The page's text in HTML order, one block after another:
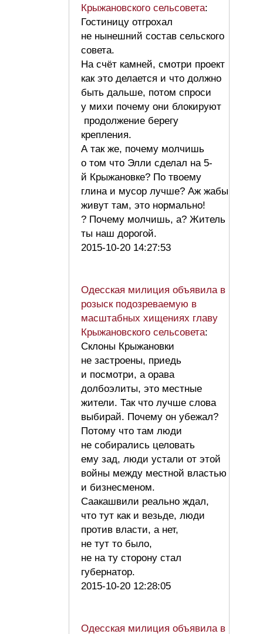
Крыжановского сельсовета:
Гостиницу отгрохал
не нынешний состав сельского
совета.
На счёт камней, смотри проект
как это делается и что должно
быть дальше, потом спроси
у михи почему они блокируют
продолжение берегу
крепления.
А так же, почему молчишь
о том что Элли сделал на 5-
й Крыжановке? По твоему
глина и мусор лучше? Аж жабы
живут там, это нормально!
? Почему молчишь, а? Житель
ты наш дорогой.
2015-10-20 14:27:53
Одесская милиция объявила в
розыск подозреваемую в
масштабных хищениях главу
Крыжановского сельсовета:
Склоны Крыжановки
не застроены, приедь
и посмотри, а орава
долбоэлиты, это местные
жители. Так что лучше слова
выбирай. Почему он убежал?
Потому что там люди
не собирались целовать
ему зад, люди устали от этой
войны между местной властью
и бизнесменом.
Саакашвили реально ждал,
что тут как и везьде, люди
против власти, а нет,
не тут то было,
не на ту сторону стал
губернатор.
2015-10-20 12:28:05
Одесская милиция объявила в